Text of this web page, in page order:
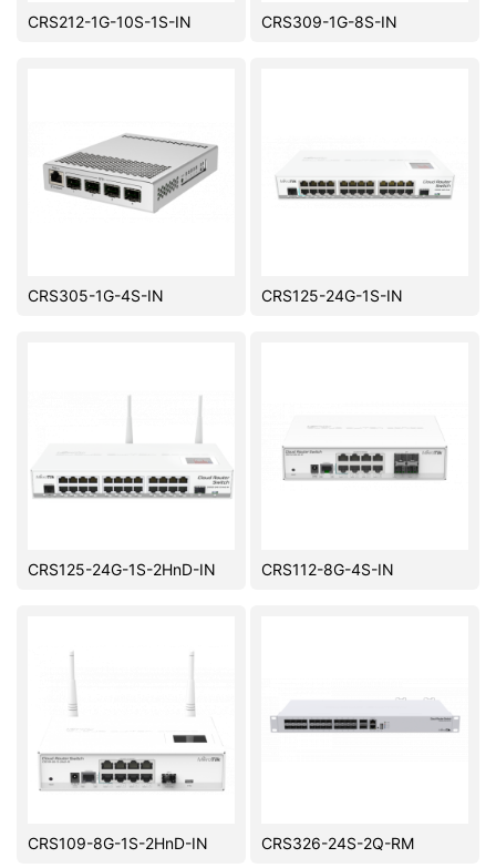
CRS212-1G-10S-1S-IN CRS309-1G-8S-IN
CRS305-1G-4S-IN CRS125-24G-1S-IN
CRS125-24G-1S-2HnD-IN CRS112-8G-4S-IN
CRS109-8G-1S-2HnD-IN CRS326-24S-2Q-RM